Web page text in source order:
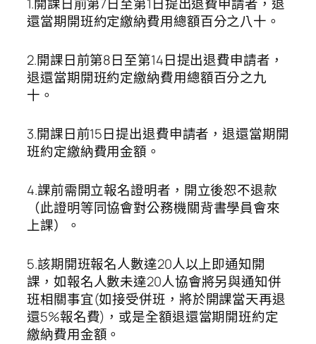
還當期開班約定繳納費用總額百分之八十。
2.開課日前第8日至第14日提出退費申請者，
退還當期開班約定繳納費用總額百分之九
十。
3.開課日前15日提出退費申請者，退還當期開
班約定繳納費用金額。
4.課前需開立報名證明者，開立後恕不退款
（此證明等同協會對公務機關背書學員會來
上課）。
5.該期開班報名人數達20人以上即通知開
課，如報名人數未達20人協會將另與通知併
班相關事宜(如接受併班，將於開課當天再退
還5%報名費)，或是全額退還當期開班約定
繳納費用金額。